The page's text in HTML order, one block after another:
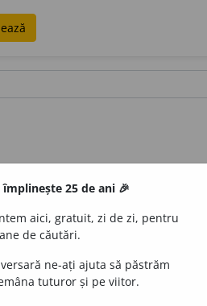
împlinește 25 de ani 🎉
aici, gratuit, zi de zi, pentru
de căutări.
ne-ați ajuta să păstrăm
tuturor și pe viitor.